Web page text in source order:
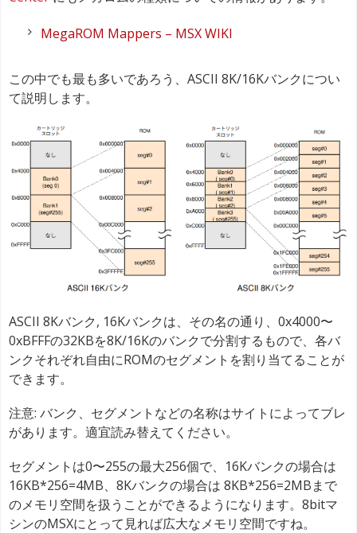
MegaROM Mappers – MSX WIKI
この中でも最も多いであろう、ASCII 8K/16Kバンクについ
て説明します。
ASCII 8Kバンク, 16Kバンクは、その名の通り、0x4000〜
0xBFFFの32KBを8K/16Kのバンクで分割するもので、各バ
ンクそれぞれ自由にROMのセグメントを割り当てることが
できます。
注意: バンク、セグメントなどの名称はサイトによってブレ
があります。適宜読み替えてください。
セグメントは0〜255の最大256個で、16Kバンクの場合は
16KB*256=4MB、8Kバンクの場合は 8KB*256=2MBまで
のメモリ空間を扱うことができるようになります。8bitマ
シンのMSXにとって見れば広大なメモリ空間ですね。